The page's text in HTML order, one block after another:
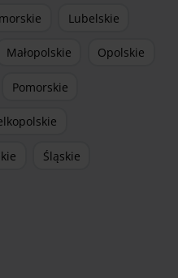
Lubelskie
Małopolskie Opolskie
Pomorskie
Śląskie